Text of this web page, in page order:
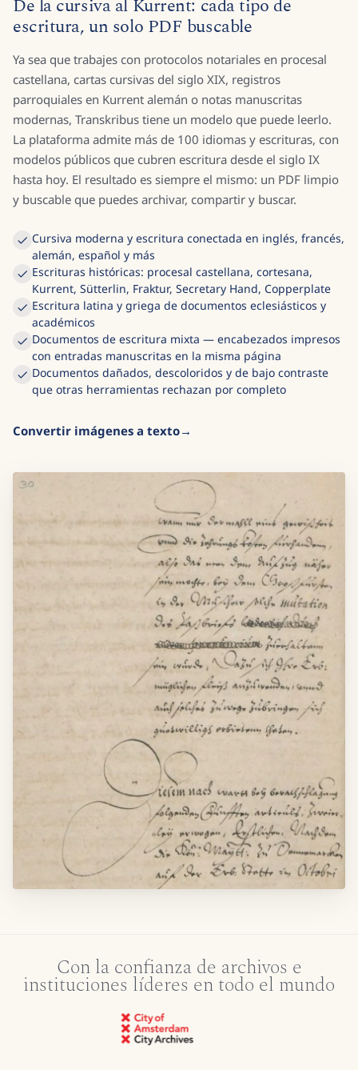
De la cursiva al Kurrent: cada tipo de
escritura, un solo PDF buscable
Ya sea que trabajes con protocolos notariales en procesal
castellana, cartas cursivas del siglo XIX, registros
parroquiales en Kurrent alemán o notas manuscritas
modernas, Transkribus tiene un modelo que puede leerlo.
La plataforma admite más de 100 idiomas y escrituras, con
modelos públicos que cubren escritura desde el siglo IX
hasta hoy. El resultado es siempre el mismo: un PDF limpio
y buscable que puedes archivar, compartir y buscar.
Cursiva moderna y escritura conectada en inglés, francés,
alemán, español y más
Escrituras históricas: procesal castellana, cortesana,
Kurrent, Sütterlin, Fraktur, Secretary Hand, Copperplate
Escritura latina y griega de documentos eclesiásticos y
académicos
Documentos de escritura mixta — encabezados impresos
con entradas manuscritas en la misma página
Documentos dañados, descoloridos y de bajo contraste
que otras herramientas rechazan por completo
Convertir imágenes a texto
Con la confianza de archivos e
instituciones líderes en todo el mundo